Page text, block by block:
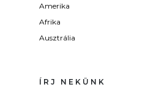
Amerika
Afrika
Ausztrália
ÍRJ NEKÜNK